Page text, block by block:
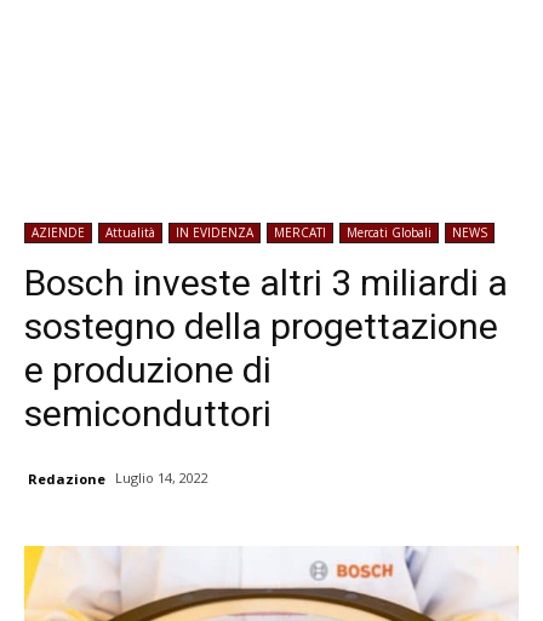
AZIENDE Attualità IN EVIDENZA MERCATI Mercati Globali NEWS
Bosch investe altri 3 miliardi a
sostegno della progettazione
e produzione di
semiconduttori
Redazione Luglio 14, 2022